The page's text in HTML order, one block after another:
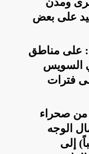
على بعض
على مناطق
السويس
فترات
صحراء
الوجه
تقريباً) إلى